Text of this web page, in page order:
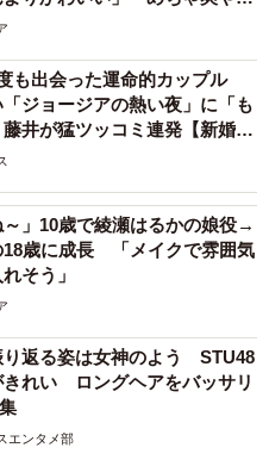
カッコつけて話すわけで
30代前半・小学4年生の保護
してダンスを踊ったり、イ
のを見て、素敵だと思った
者）
を一から勉強し、アメリカ
いていて、とても努力家だ
保護者）
て、海外にも進出している
学2年生の保護者）
も出会った運命的カップル
ジョージアの熱い夜」に「も
井が猛ツッコミ連発【新婚さ
～」10歳で綾瀬はるかの娘役→
18歳に成長 「メイクで雰囲気
そう」
り返る姿は女神のよう STU48
きれい ロングヘアをバッサリ
エンタメ部